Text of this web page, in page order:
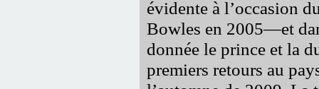
évidente à l’occasion
Bowles en 2005—et
donnée le prince et la
premiers retours au